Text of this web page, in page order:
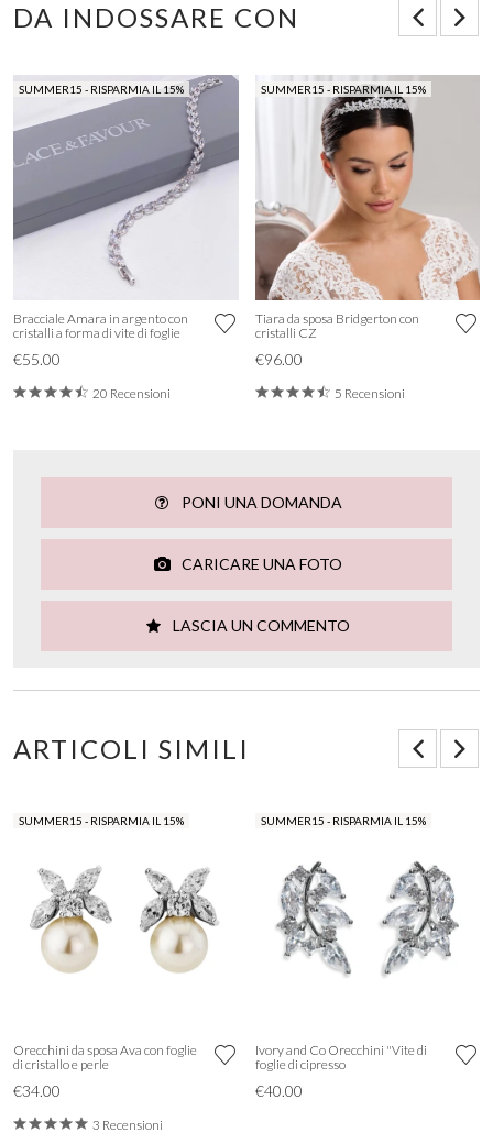
DA INDOSSARE CON
SUMMER15 - RISPARMIA IL 15%
Bracciale Amara in argento con
cristalli a forma di vite di foglie
€55.00
20 Recensioni
SUMMER15 - RISPARMIA IL 15%
Tiara da sposa Bridgerton con
cristalli CZ
€96.00
5 Recensioni
PONI UNA DOMANDA
CARICARE UNA FOTO
LASCIA UN COMMENTO
ARTICOLI SIMILI
SUMMER15 - RISPARMIA IL 15%
Orecchini da sposa Ava con foglie
di cristallo e perle
€34.00
3 Recensioni
SUMMER15 - RISPARMIA IL 15%
Ivory and Co Orecchini "Vite di
foglie di cipresso
€40.00